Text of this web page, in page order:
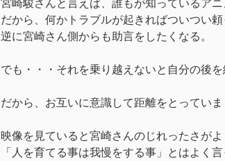
宮崎駿さんと言えば、誰もが知っているアニ
だから、何かトラブルが起きればついつい頼
逆に宮崎さん側からも助言をしたくなる。
でも・・・それを乗り越えないと自分の後を
だから、お互いに意識して距離をとっていま
映像を見ていると宮崎さんのじれったさがよ
「人を育てる事は我慢をする事」とはよく